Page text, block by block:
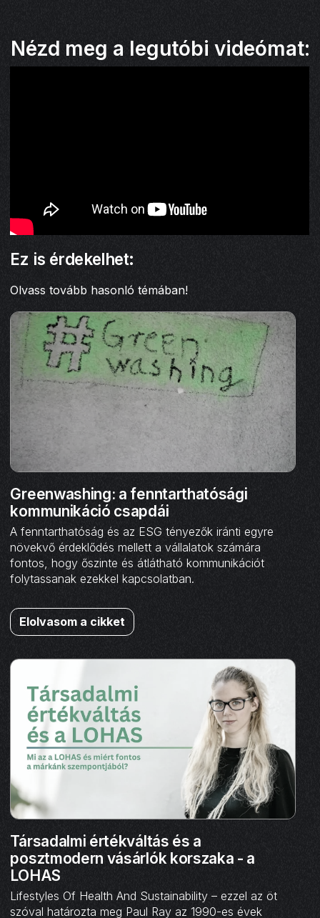
Nézd meg a legutóbi videómat:
Ez is érdekelhet:
Olvass tovább hasonló témában!
Greenwashing: a fenntarthatósági
kommunikáció csapdái
A fenntarthatóság és az ESG tényezők iránti egyre
növekvő érdeklődés mellett a vállalatok számára
fontos, hogy őszinte és átlátható kommunikációt
folytassanak ezekkel kapcsolatban.
Elolvasom a cikket
Társadalmi értékváltás és a
posztmodern vásárlók korszaka - a
LOHAS
Lifestyles Of Health And Sustainability – ezzel az öt
szóval határozta meg Paul Ray az 1990-es évek